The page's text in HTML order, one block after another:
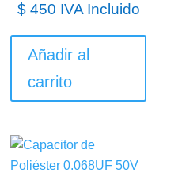
$450 IVA Incluido
Añadir al
carrito